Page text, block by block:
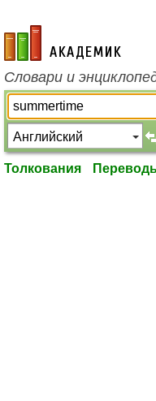
academic.ru
Словари и
Толкования